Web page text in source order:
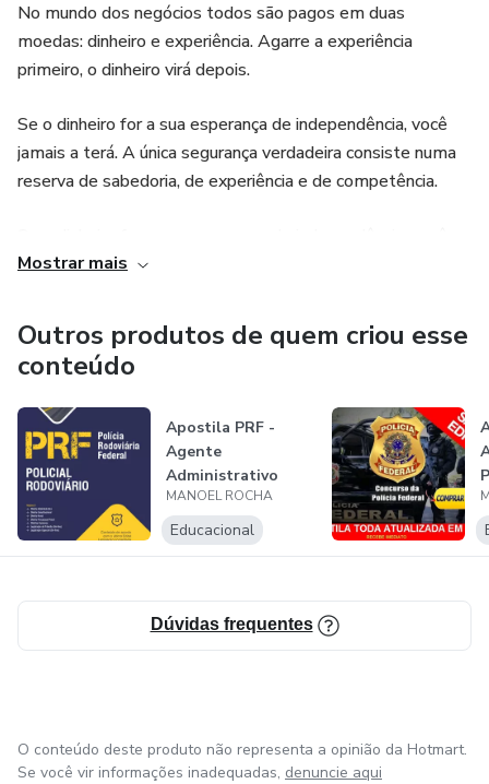
No mundo dos negócios todos são pagos em duas
moedas: dinheiro e experiência. Agarre a experiência
primeiro, o dinheiro virá depois.
Se o dinheiro for a sua esperança de independência, você
jamais a terá. A única segurança verdadeira consiste numa
reserva de sabedoria, de experiência e de competência.
jamais a terá. A única segurança verdadeira consiste numa
Mostrar mais
Outros produtos de quem criou esse
conteúdo
Apostila PRF -
Agente
Administrativo
MANOEL ROCHA
Educacional
Dúvidas frequentes
O conteúdo deste produto não representa a opinião da Hotmart.
Se você vir informações inadequadas, denuncie aqui